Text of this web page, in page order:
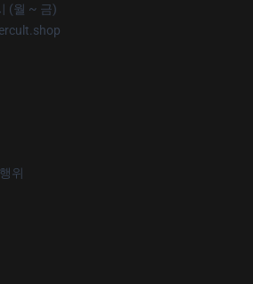
(월 ~ 금)
위